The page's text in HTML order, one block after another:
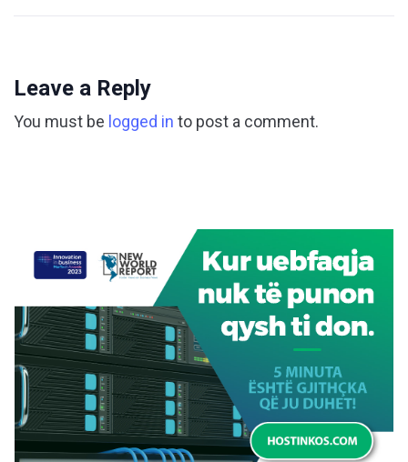
Leave a Reply
You must be logged in to post a comment.